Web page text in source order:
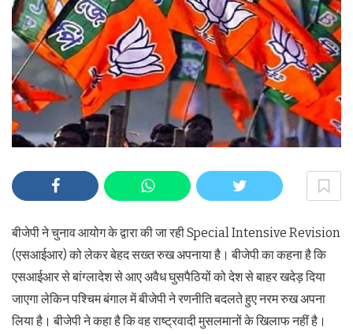
बीजेपी ने चुनाव आयोग के द्वारा की जा रही Special Intensive Revision
(एसआईआर) को लेकर बेहद सख्त रुख अपनाया है। बीजेपी का कहना है कि
एसआईआर से बांग्लादेश से आए अवैध घुसपैठियों को देश से बाहर खदेड़ दिया
जाएगा लेकिन पश्चिम बंगाल में बीजेपी ने रणनीति बदलते हुए नरम रुख अपना
लिया है। बीजेपी ने कहा है कि वह राष्ट्रवादी मुसलमानों के खिलाफ नहीं है।